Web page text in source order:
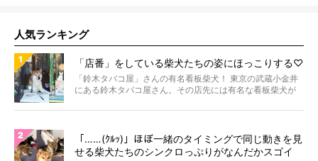
人気ランキング
「店番」をしている柴犬たちの姿にほっこりする♡
「鈴木タバコ屋」さんの有名看板柴犬！ 東京の武蔵小金井
にある鈴木タバコ屋さん。その店先には有名な看板柴犬が
「……(ｸﾙｯ)」ほぼ一緒のタイミングで同じ動きを見
せる柴犬たちのシンクロっぷりがなんだかスゴイ